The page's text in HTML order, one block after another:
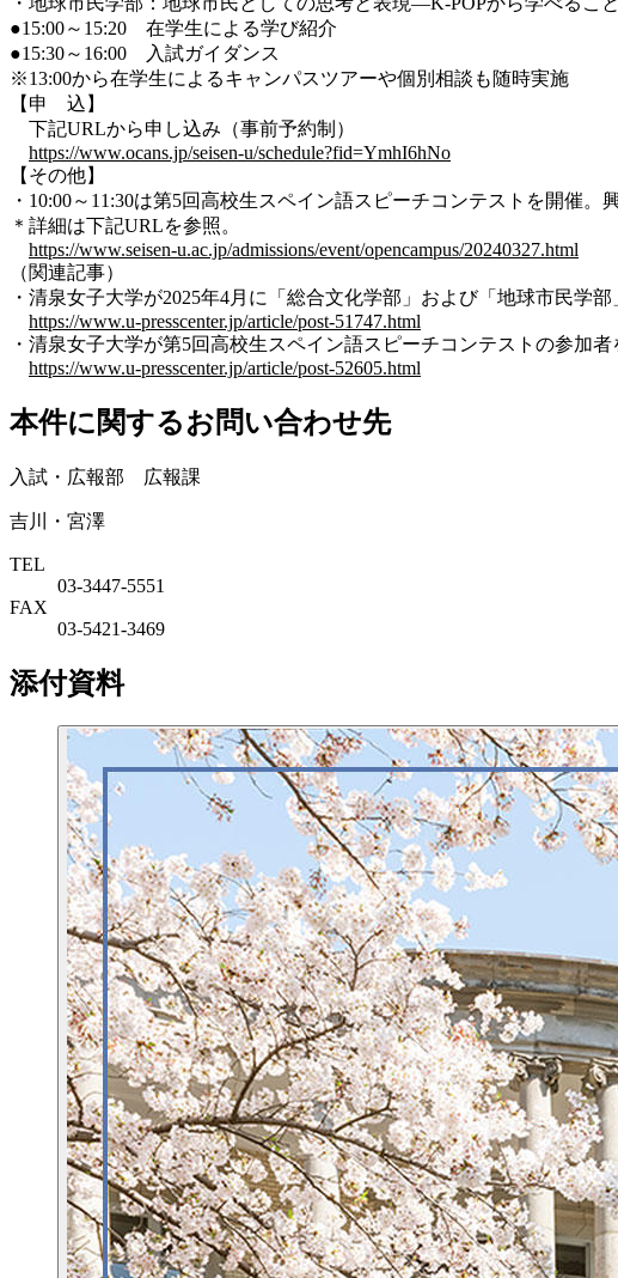
●15:00～15:20 在学生による学び紹介
●15:30～16:00 入試ガイダンス
※13:00から在学生によるキャンパスツアーや個別相談も随時実施
【申 込】
下記URLから申し込み（事前予約制）
https://www.ocans.jp/seisen-u/schedule?fid=YmhI6hNo
【その他】
・10:00～11:30は第5回高校生スペイン語スピーチコンテストを開催
＊詳細は下記URLを参照。
https://www.seisen-u.ac.jp/admissions/event/opencampus/20240327.html
（関連記事）
・清泉女子大学が2025年4月に「総合文化学部」および「地球市民学
https://www.u-presscenter.jp/article/post-51747.html
・清泉女子大学が第5回高校生スペイン語スピーチコンテストの参加
https://www.u-presscenter.jp/article/post-52605.html
本件に関するお問い合わせ先
入試・広報部 広報課
吉川・宮澤
TEL
03-3447-5551
FAX
03-5421-3469
添付資料